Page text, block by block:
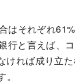
はそれぞれ
行と言えば、
れば成り立